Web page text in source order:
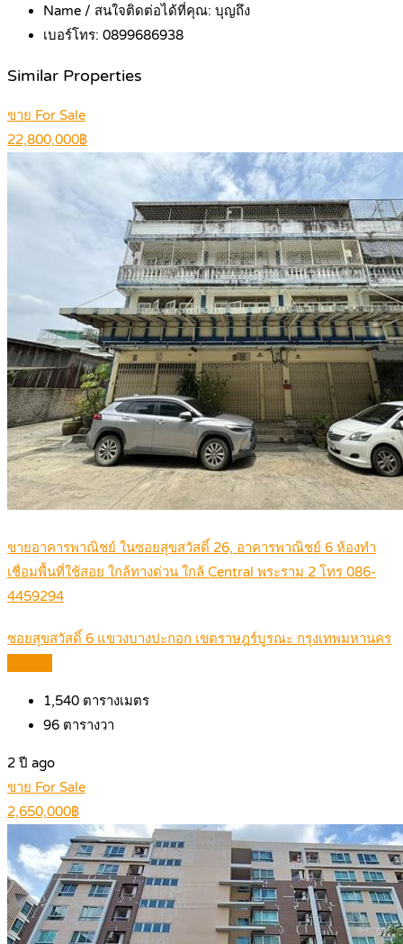
Name / สนใจติดต่อได้ที่คุณ: บุญถึง
เบอร์โทร: 0899686938
Similar Properties
ขาย For Sale
22,800,000฿
ขายอาคารพาณิชย์ ในซอยสุขสวัสดิ์ 26, อาคารพาณิชย์ 6 ห้องทำ
เชื่อมพื้นที่ใช้สอย ใกล้ทางด่วน ใกล้ Central พระราม 2 โทร 086-
4459294
ซอยสุขสวัสดิ์ 6 แขวงบางปะกอก เขตราษฎร์บูรณะ กรุงเทพมหานคร
1,540 ตารางเมตร
96 ตารางวา
2 ปี ago
ขาย For Sale
2,650,000฿